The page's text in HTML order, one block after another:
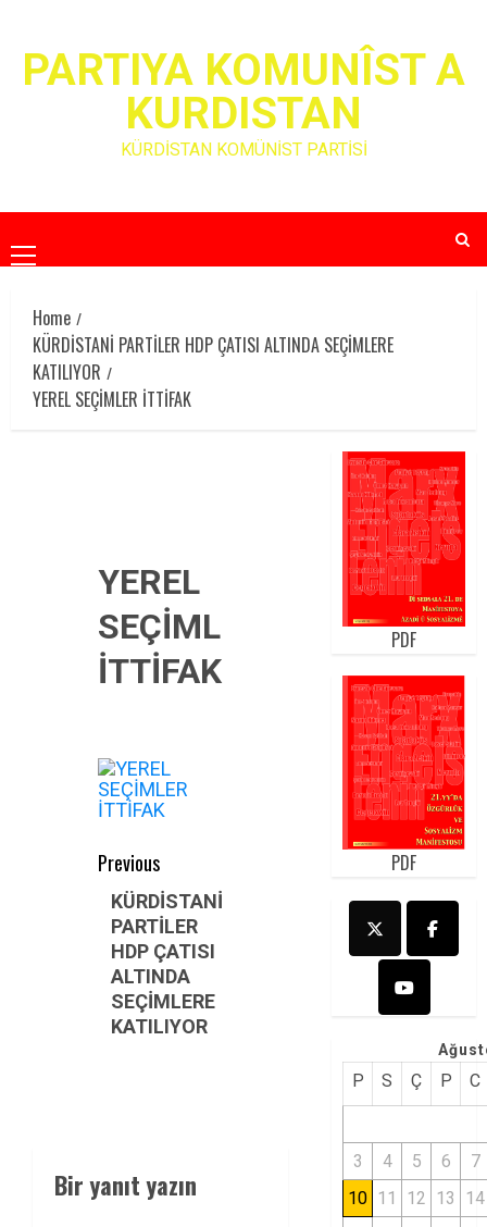
contentPARTIYA KOMUNÎST A
KURDISTAN
KÜRDİSTAN KOMÜNİST PARTİSİ
Primary
Menu
Home
KÜRDİSTANİ PARTİLER HDP ÇATISI ALTINDA SEÇİMLERE
KATILIYOR
YEREL SEÇİMLER İTTİFAK
YEREL
SEÇİMLER
İTTİFAK
Post
navigation
Previous
Previous
post:
KÜRDİSTANİ
PARTİLER
HDP ÇATISI
ALTINDA
SEÇİMLERE
KATILIYOR
Bir yanıt yazın
PDF
PDF
P S Ç P C
3 4 5 6
7
10 11 12 13
14